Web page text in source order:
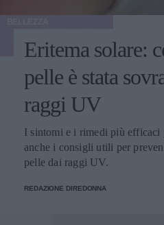
Eritema solare:
pelle è stata
raggi UV
I sintomi e i rimedi più efficaci
anche i consigli utili per
pelle dai raggi UV.
REDAZIONE DIREDONNA